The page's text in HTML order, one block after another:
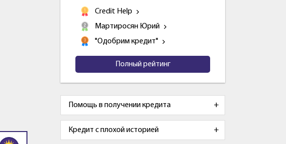
Credit Help
Мартиросян Юрий
"Одобрим кредит"
Полный рейтинг
Помощь в получении кредита
Кредит с плохой историей